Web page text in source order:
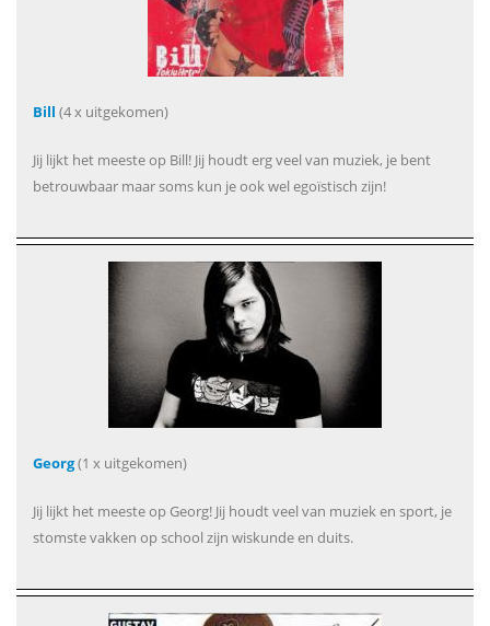
Bill (4 x uitgekomen)
Jij lijkt het meeste op Bill! Jij houdt erg veel van muziek, je bent
betrouwbaar maar soms kun je ook wel egoïstisch zijn!
Georg(1 x uitgekomen)
Jij lijkt het meeste op Georg! Jij houdt veel van muziek en sport, je
stomste vakken op school zijn wiskunde en duits.